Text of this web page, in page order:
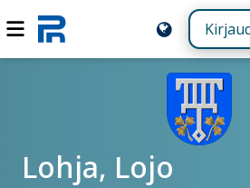
Lohja, Lojo